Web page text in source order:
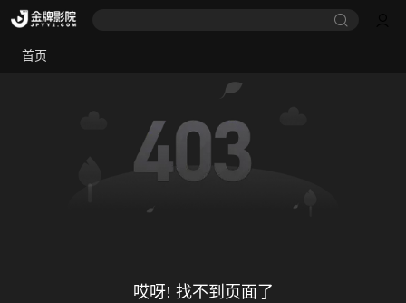
首页
哎呀! 找不到页面了